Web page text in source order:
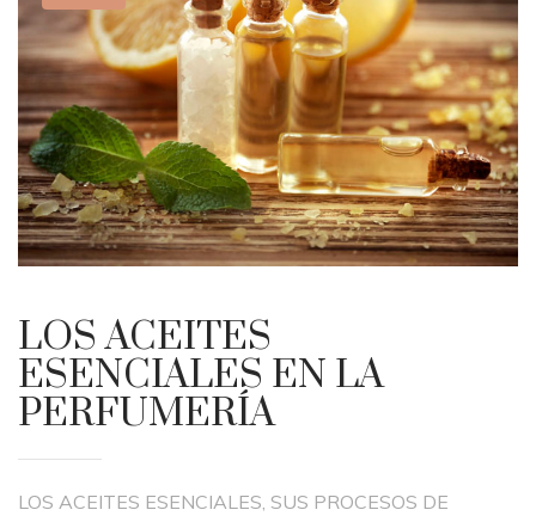
LOS ACEITES
ESENCIALES EN LA
PERFUMERÍA
LOS ACEITES ESENCIALES, SUS PROCESOS DE